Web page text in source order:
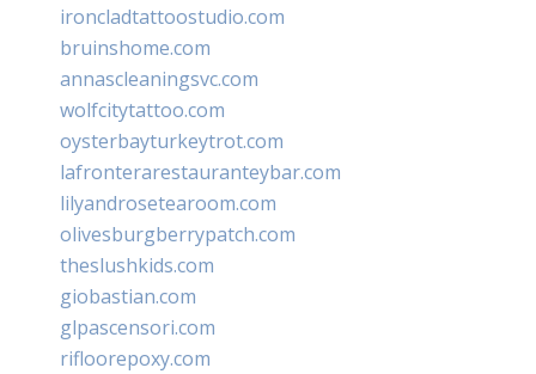
ironcladtattoostudio.com
bruinshome.com
annascleaningsvc.com
wolfcitytattoo.com
oysterbayturkeytrot.com
lafronterarestauranteybar.com
lilyandrosetearoom.com
olivesburgberrypatch.com
theslushkids.com
giobastian.com
glpascensori.com
rifloorepoxy.com